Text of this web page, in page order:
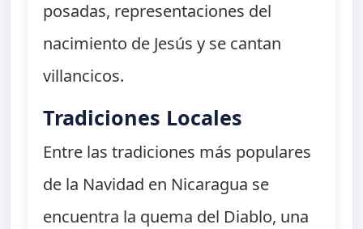
posadas, representaciones del
nacimiento de Jesús y se cantan
villancicos.
Tradiciones Locales
Entre las tradiciones más populares
de la Navidad en Nicaragua se
encuentra la quema del Diablo, una